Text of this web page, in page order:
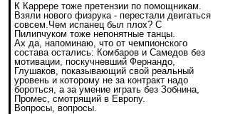
К Каррере тоже претензии по помощникам.
Взяли нового физрука - перестали двигаться
совсем.Чем испанец был плох? С
Пилипчуком тоже непонятные танцы.
Ах да, напоминаю, что от чемпионского
состава остались: Комбаров и Самедов без
мотивации, поскучневший Фернандо,
Глушаков, показывающий свой реальный
уровень и которому не за контракт надо
бороться, а за умение играть без Зобнина,
Промес, смотрящий в Европу.
Вопросы, вопросы.